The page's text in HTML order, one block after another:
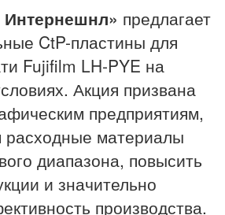
предлагает
CtP-пластины для
Fujifilm LH-PYE на
Акция призвана
предприятиям,
материалы
диапазона, повысить
и значительно
производства.